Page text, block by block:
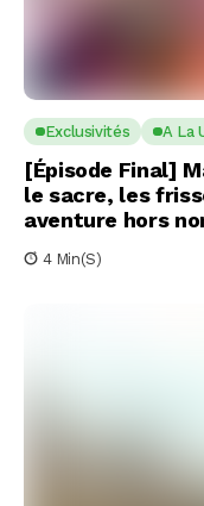
Exclusivités A La
[Épisode Final]
le sacre, les
aventure hors
4 Min(s)